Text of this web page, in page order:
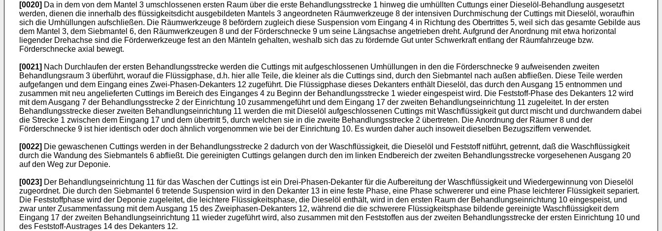
[0020] Da in dem von dem Mantel 3 umschlossenen ersten Raum über die erste Behandlungsstrecke 1 hinweg die umhüllten Cuttungs einer Dieselöl-Behandlung ausgesetzt
werden, dienen die innerhalb des flüssigkeitsdicht ausgebildeten Mantels 3 angeordneten Räumwerkzeuge 8 der intensiven Durchmischung der Cuttings mit Dieselöl, woraufhin
sich die Umhüllungen aufschließen. Die Räumwerkzeuge 8 befördern zugleich diese Suspension vom Eingang 4 in Richtung des Obertrittes 5, weil sich das gesamte Gebilde aus
dem Mantel 3, dem Siebmantel 6, den Räumwerkzeugen 8 und der Förderschnecke 9 um seine Längsachse angetrieben dreht. Aufgrund der Anordnung mit etwa horizontal
liegender Drehachse sind die Förderwerkzeuge fest an den Mänteln gehalten, weshalb sich das zu fördernde Gut unter Schwerkraft entlang der Räumfahrzeuge bzw.
Förderschnecke axial bewegt.
[0021] Nach Durchlaufen der ersten Behandlungsstrecke werden die Cuttings mit aufgeschlossenen Umhüllungen in den die Förderschnecke 9 aufweisenden zweiten
Behandlungsraum 3 überführt, worauf die Flüssigphase, d.h. hier alle Teile, die kleiner als die Cuttings sind, durch den Siebmantel nach außen abfließen. Diese Teile werden
aufgefangen und dem Eingang eines Zwei-Phasen-Dekanters 12 zugeführt. Die Flüssigphase dieses Dekanters enthält Dieselöl, das durch den Ausgang 15 entnommen und
zusammen mit neu angelieferten Cuttings im Bereich des Einganges 4 zu Beginn der Behandlungsstrecke 1 wieder eingespeist wird. Die Feststoff-Phase des Dekanters 12 wird
mit dem Ausgang 7 der Behandlungsstrecke 2 der Einrichtung 10 zusammengeführt und dem Eingang 17 der zweiten Behandlungseinrichtung 11 zugeleitet. In der ersten
Behandlungsstrecke dieser zweiten Behandlungseinrichtung 11 werden die mit Dieselöl aufgeschlossenen Cuttings mit Waschflüssigkeit gut durct mischt und durchwandern dabei
die Strecke 1 zwischen dem Eingang 17 und dem übertritt 5, durch welchen sie in die zweite Behandlungsstrecke 2 übertreten. Die Anordnung der Räumer 8 und der
Förderschnecke 9 ist hier identisch oder doch ähnlich vorgenommen wie bei der Einrichtung 10. Es wurden daher auch insoweit dieselben Bezugsziffern verwendet.
[0022] Die gewaschenen Cuttings werden in der Behandlungsstrecke 2 dadurch von der Waschflüssigkeit, die Dieselöl und Feststoff nitführt, getrennt, daß die Waschflüssigkeit
durch die Wandung des Siebmantels 6 abfließt. Die gereinigten Cuttings gelangen durch den im linken Endbereich der zweiten Behandlungsstrecke vorgesehenen Ausgang 20
auf den Weg zur Deponie.
[0023] Der Behandlungseinrichtung 11 für das Waschen der Cuttings ist ein Drei-Phasen-Dekanter für die Aufbereitung der Waschflüssigkeit und Wiedergewinnung von Dieselöl
zugeordnet. Die durch den Siebmantel 6 tretende Suspension wird in den Dekanter 13 in eine feste Phase, eine Phase schwererer und eine Phase leichterer Flüssigkeit separiert.
Die Feststoffphase wird der Deponie zugeleitet, die leichtere Flüssigkeitsphase, die Dieselöl enthält, wird in den ersten Raum der Behandlungseinrichtung 10 eingespeist, und
zwar unter Zusammenfassung mit dem Ausgang 15 des Zweiphasen-Dekanters 12, während die die schwerere Flüssigkeitsphase bildende gereinigte Waschflüssigkeit dem
Eingang 17 der zweiten Behandlungseinrichtung 11 wieder zugeführt wird, also zusammen mit den Feststoffen aus der zweiten Behandlungsstrecke der ersten Einrichtung 10 und
des Feststoff-Austrages 14 des Dekanters 12.